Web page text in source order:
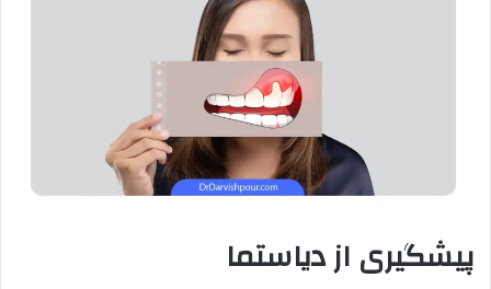
پیشگیری از دیاستما